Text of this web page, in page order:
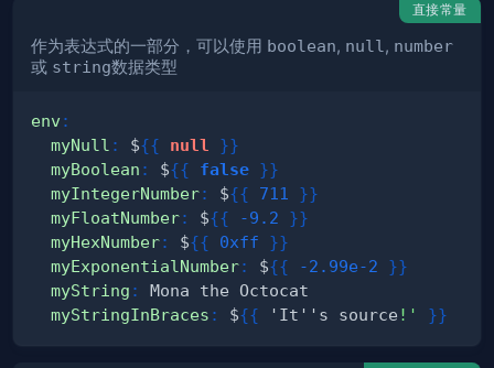
直接常量
作为表达式的一部分，可以使用 boolean, null , number
或 string数据类型
env:
myNull : ${{ null }}
myBoolean : ${{ false }}
myIntegerNumber: ${{ 711 }}
myFloatNumber: ${{ -9.2 }}
myHexNumber: ${{ 0xff }}
myExponentialNumber: ${{ -2.99e-2 }}
myString :
myStringInBraces : ${{ 'It''s source !' }}